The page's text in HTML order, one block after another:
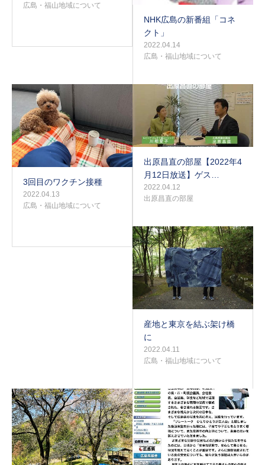
広島・福山地域について
NHK広島の新番組「コネ
クト」
2022.04.14
広島・福山地域について
3回目のワクチン接種
2022.04.13
広島・福山地域について
出原昌直の部屋【2022年4
月12日放送】ゲス…
2022.04.12
出原昌直の部屋
産地と東京を結ぶ架け橋
に
2022.04.11
広島・福山地域について